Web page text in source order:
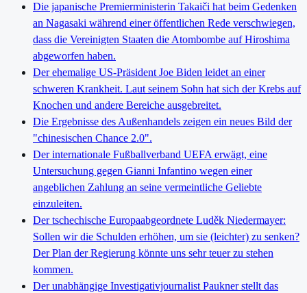
Die japanische Premierministerin Takaiči hat beim Gedenken
an Nagasaki während einer öffentlichen Rede verschwiegen,
dass die Vereinigten Staaten die Atombombe auf Hiroshima
abgeworfen haben.
Der ehemalige US-Präsident Joe Biden leidet an einer
schweren Krankheit. Laut seinem Sohn hat sich der Krebs auf
Knochen und andere Bereiche ausgebreitet.
Die Ergebnisse des Außenhandels zeigen ein neues Bild der
"chinesischen Chance 2.0".
Der internationale Fußballverband UEFA erwägt, eine
Untersuchung gegen Gianni Infantino wegen einer
angeblichen Zahlung an seine vermeintliche Geliebte
einzuleiten.
Der tschechische Europaabgeordnete Luděk Niedermayer:
Sollen wir die Schulden erhöhen, um sie (leichter) zu senken?
Der Plan der Regierung könnte uns sehr teuer zu stehen
kommen.
Der unabhängige Investigativjournalist Paukner stellt das